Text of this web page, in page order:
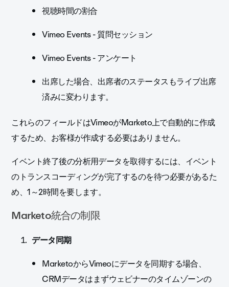
視聴時間の割合
Vimeo Events - 質問セッション
Vimeo Events - アンケート
出席した場合、出席者のステータスもライブ出席
済みに変わります。
これらのフィールドはVimeoがMarketo上で自動的に作成
するため、お客様が作成する必要はありません。
イベント終了後の分析用データを取得するには、イベント
のトランスコーディングが完了するのを待つ必要があるた
め、1～2時間を要します。
Marketo統合の制限
データ同期
MarketoからVimeoにデータを同期する場合、
CRMデータはまずウェビナーのタイムゾーンの